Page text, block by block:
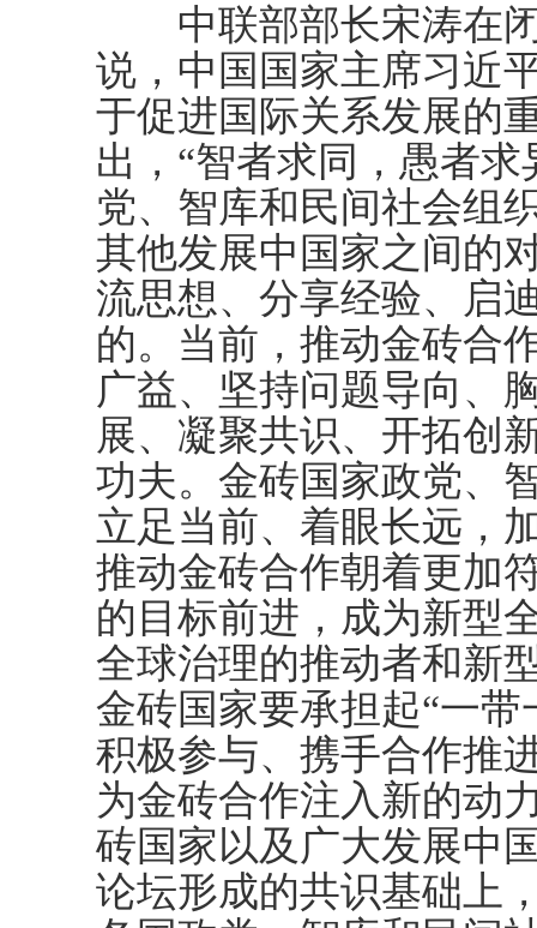
中联部部长宋涛在闭
说，中国国家主席习近
于促进国际关系发展的
出，“智者求同，愚者
党、智库和民间社会组
其他发展中国家之间的
流思想、分享经验、启
的。当前，推动金砖合
广益、坚持问题导向、
展、凝聚共识、开拓创
功夫。金砖国家政党、
立足当前、着眼长远，
推动金砖合作朝着更加
的目标前进，成为新型
全球治理的推动者和新
金砖国家要承担起“一
积极参与、携手合作推
为金砖合作注入新的动
砖国家以及广大发展中
论坛形成的共识基础上